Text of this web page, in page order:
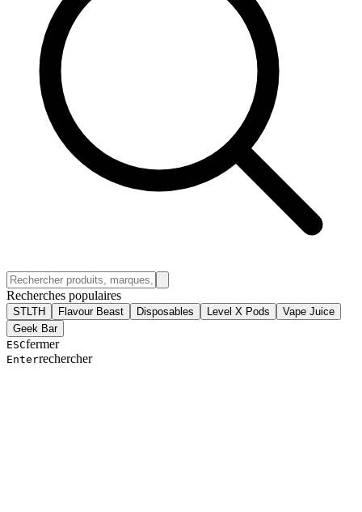
Recherches populaires
STLTH Flavour Beast Disposables Level X Pods
Vape Juice
Geek Bar
ESCfermer
Enterrechercher